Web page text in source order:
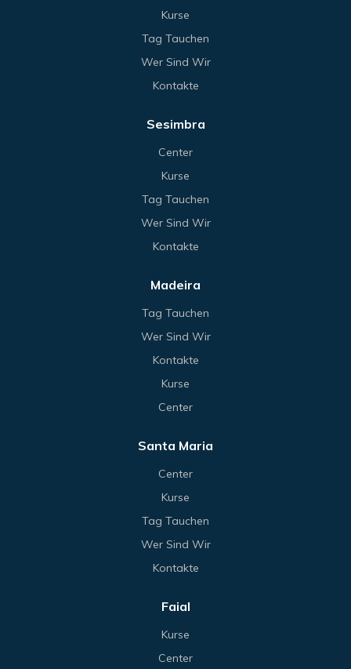
Kurse
Tag Tauchen
Wer Sind Wir
Kontakte
Sesimbra
Center
Kurse
Tag Tauchen
Wer Sind Wir
Kontakte
Madeira
Tag Tauchen
Wer Sind Wir
Kontakte
Kurse
Center
Santa Maria
Center
Kurse
Tag Tauchen
Wer Sind Wir
Kontakte
Faial
Kurse
Center